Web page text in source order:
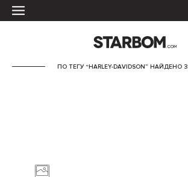
ПО ТЕГУ “HARLEY-DAVIDSON” НАЙДЕНО